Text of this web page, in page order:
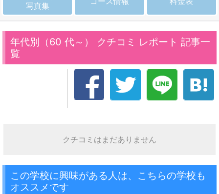
写真集
年代別（60 代～） クチコミ レポート 記事一
覧
クチコミはまだありません
この学校に興味がある人は、こちらの学校も
オススメです